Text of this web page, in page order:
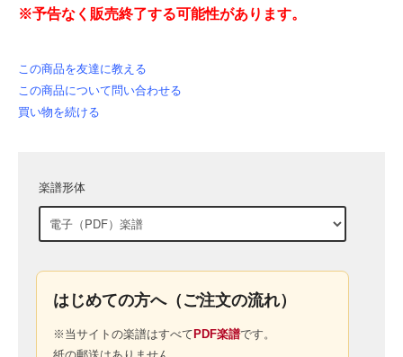
※予告なく販売終了する可能性があります。
この商品を友達に教える
この商品について問い合わせる
買い物を続ける
楽譜形体
はじめての方へ（ご注文の流れ）
※当サイトの楽譜はすべて PDF楽譜です。